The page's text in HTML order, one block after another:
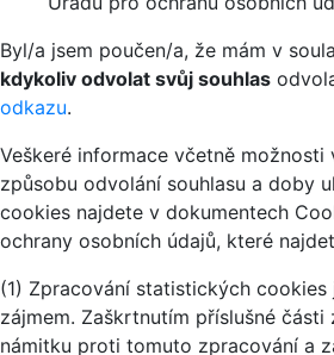
Byl/a jsem poučen/a, že mám v
kdykoliv odvolat svůj souhlas
odkazu.
Veškeré informace včetně možnosti
způsobu odvolání souhlasu a doby
cookies najdete v dokumentech
ochrany osobních údajů, které
(1) Zpracování statistických cookies
zájmem. Zaškrtnutím příslušné
námitku proti tomuto zpracování a